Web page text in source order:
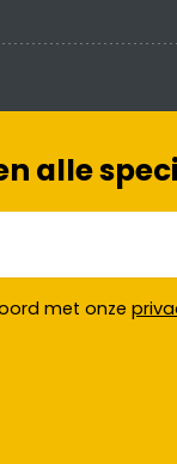
alle
met onze